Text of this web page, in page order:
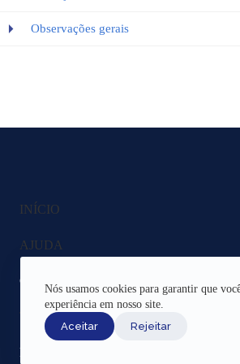
Nós usamos cookies para garantir que
experiência em nosso site.
Aceitar
Rejeitar
Observações gerais
INÍCIO
AJUDA
CANAIS DE ATENDIMENTO
TERMOS DE USO
REDES SOCIAIS